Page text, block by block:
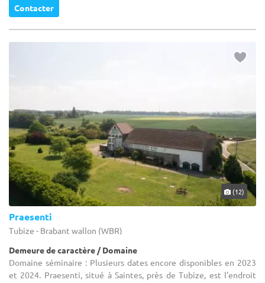
Contacter
(12)
Praesenti
Tubize - Brabant wallon (WBR)
Demeure de caractère / Domaine
Domaine séminaire : Plusieurs dates encore disponibles en 2023
et 2024. Praesenti, situé à Saintes, près de Tubize, est l'endroit